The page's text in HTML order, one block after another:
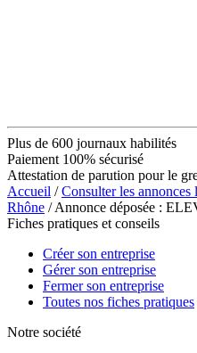
Plus de 600 journaux habilités
Paiement 100% sécurisé
Attestation de parution pour le
Accueil /Consulter les annonces
Rhône / Annonce déposée :
Fiches pratiques et conseils
Créer son entreprise
Gérer son entreprise
Fermer son entreprise
Toutes nos fiches pratiques
Notre société